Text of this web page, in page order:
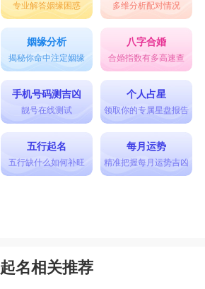
专业解答姻缘困惑 多维分析配对情况
姻缘分析
揭秘你命中注定姻缘
八字合婚
合婚指数有多高速查
手机号码测吉凶
靓号在线测试
个人占星
领取你的专属星盘报告
五行起名
五行缺什么如何补旺
每月运势
精准把握每月运势吉凶
起名相关推荐